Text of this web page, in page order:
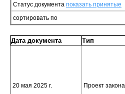
Статус документа показать принятые
сортировать по
Дата документа Тип
20 мая 2025 г. Проект закона